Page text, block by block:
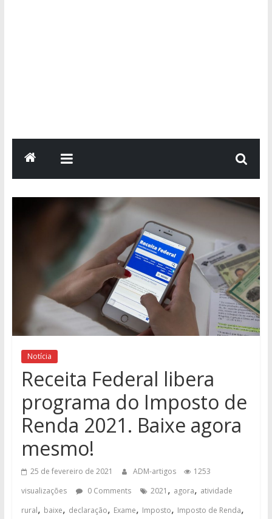
Notícia
Receita Federal libera
programa do Imposto de
Renda 2021. Baixe agora
mesmo!
25 de fevereiro de 2021 ADM-artigos
1253
visualizações
0 Comments 2021 , agora, atividade
rural, baixe, declaração, Exame, Imposto, Imposto de Renda,